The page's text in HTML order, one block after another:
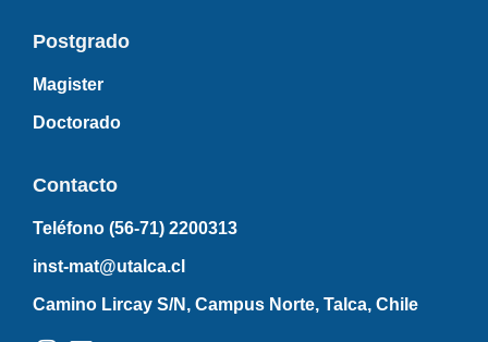
Postgrado
Magister
Doctorado
Contacto
Teléfono (56-71) 2200313
inst-mat@utalca.cl
Camino Lircay S/N, Campus Norte, Talca, Chile